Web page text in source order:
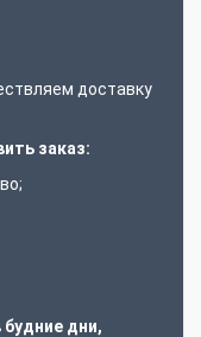
доставку
заказ:
дни,